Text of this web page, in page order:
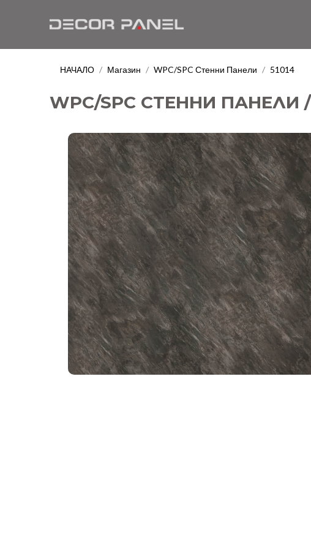
НАЧАЛО / Магазин / WPC/SPC Стенни Панели / 51014
WPC/SPC СТЕННИ ПАНЕЛИ